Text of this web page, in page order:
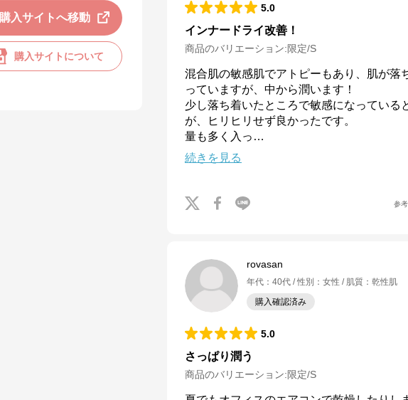
購入サイトへ移動
購入サイトについて
5.0
インナードライ改善！
商品のバリエーション:限定/S
混合肌の敏感肌でアトピーもあり、肌が落
っていますが、中から潤います！
少し落ち着いたところで敏感になっている
が、ヒリヒリせず良かったです。
量も多く入っ …
続きを見る
参
rovasan
年代 ： 40代 性別 ： 女性 肌質 ： 乾性肌
購入確認済み
5.0
さっぱり潤う
商品のバリエーション:限定/S